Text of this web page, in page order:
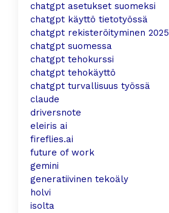
chatgpt asetukset suomeksi
chatgpt käyttö tietotyössä
chatgpt rekisteröityminen 2025
chatgpt suomessa
chatgpt tehokurssi
chatgpt tehokäyttö
chatgpt turvallisuus työssä
claude
driversnote
eleiris ai
fireflies.ai
future of work
gemini
generatiivinen tekoäly
holvi
isolta